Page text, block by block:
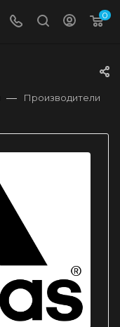
0
— Производители